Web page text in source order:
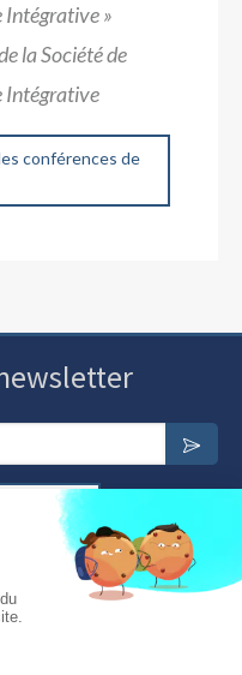
Intégrative »
la Société de
Intégrative
conférences de